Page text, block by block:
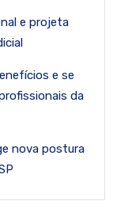
e projeta
e se
da
nova postura